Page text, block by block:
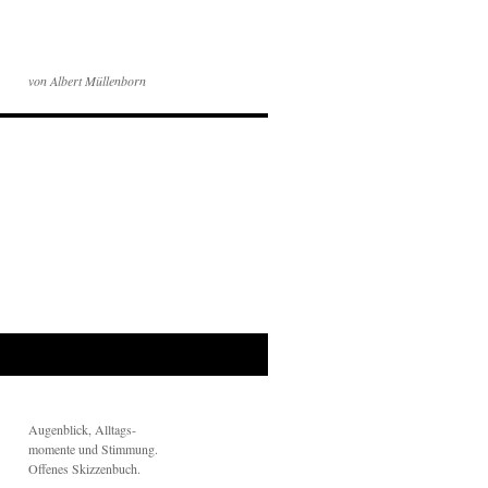
von Albert Müllenborn
Augenblick, Alltags-
momente und Stimmung.
Offenes Skizzenbuch.